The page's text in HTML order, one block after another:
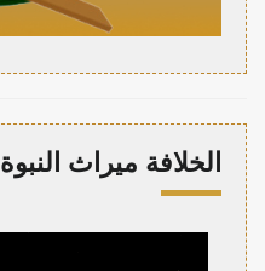
الخلافة ميراث النبوة